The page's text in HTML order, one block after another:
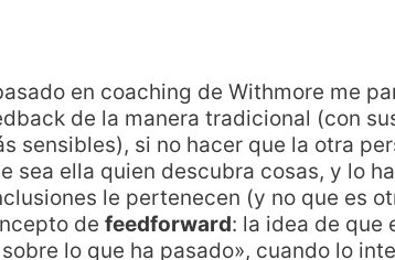
en coaching de Withmore me
de la manera tradicional (con
sensibles), si no hacer que la otra
sea ella quien descubra cosas, y lo
le pertenecen (y no que es
de feedforward: la idea de que
lo que ha pasado», cuando lo